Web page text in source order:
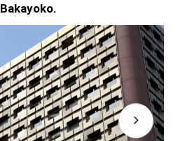
Bakayoko.